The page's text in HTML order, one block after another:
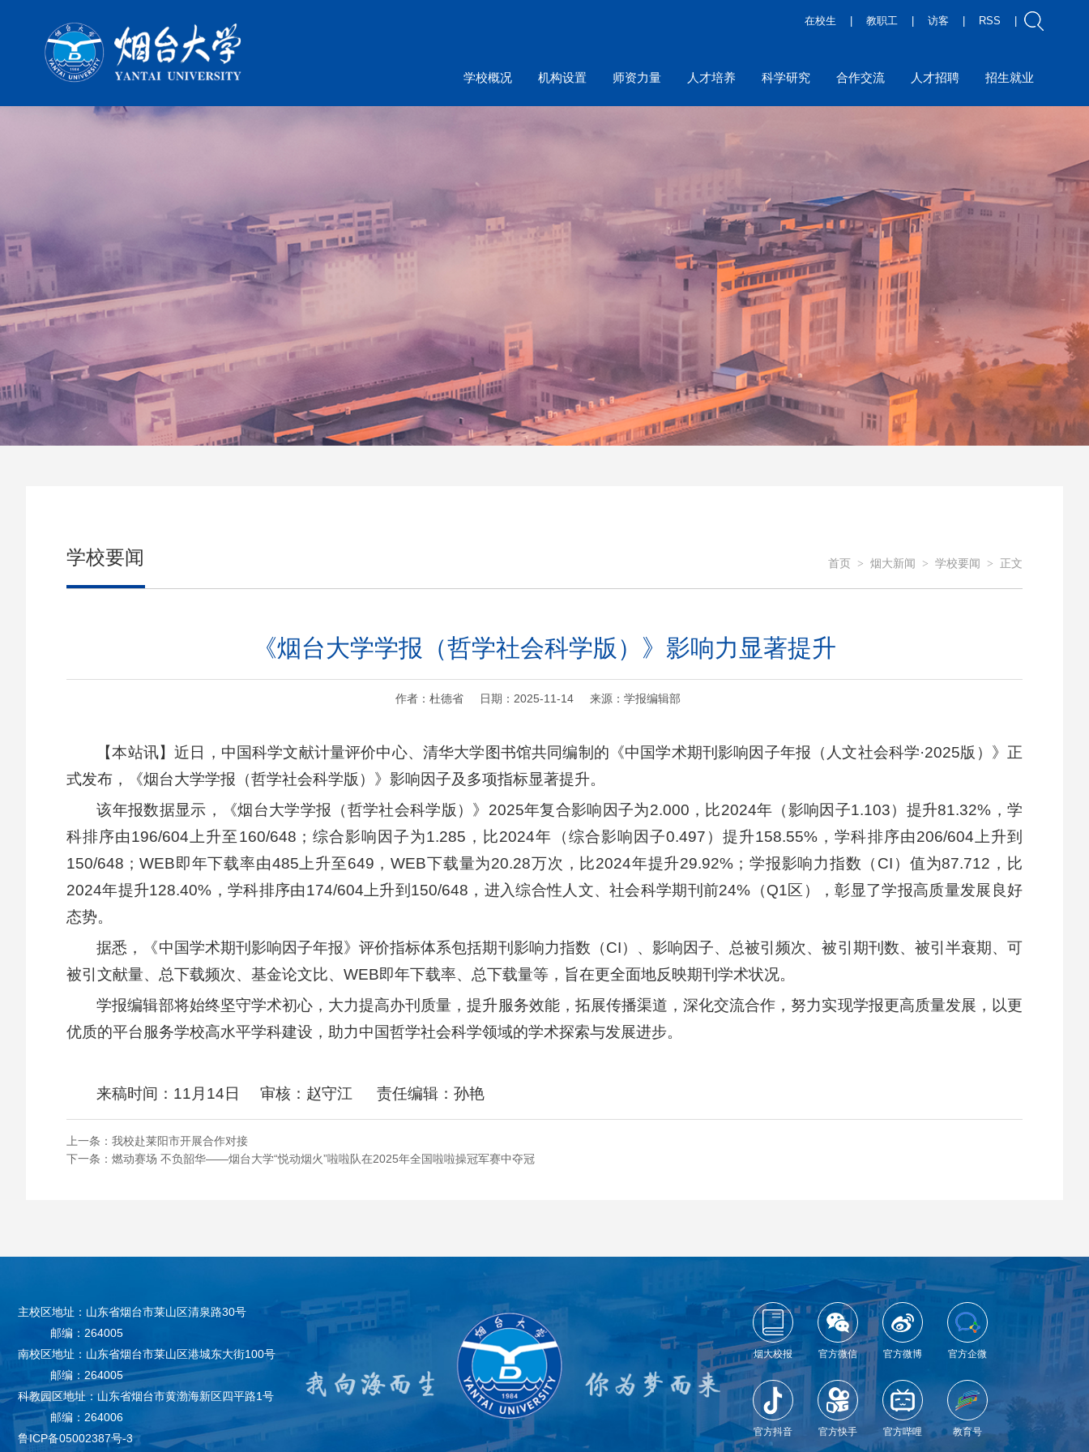
在校生 教职工 访客 RSS
学校概况 机构设置 师资力量 人才培养 科学研究 合作交流 人才招聘 招生就业
学校要闻 首页 > 烟大新闻 > 学校要闻 > 正文
《烟台大学学报（哲学社会科学版）》影响力显著提升
作者：杜德省 日期：2025-11-14 来源：学报编辑部
【本站讯】近日，中国科学文献计量评价中心、清华大学图书馆共同编制的《中国学术期刊影响因子年报（人文社会科学·2025版）》正
式发布，《烟台大学学报（哲学社会科学版）》影响因子及多项指标显著提升。
该年报数据显示，《烟台大学学报（哲学社会科学版）》2025年复合影响因子为2.000，比2024年（影响因子1.103）提升81.32%，学
科排序由196/604上升至160/648；综合影响因子为1.285，比2024年（综合影响因子0.497）提升158.55%，学科排序由206/604上升到
150/648；WEB即年下载率由485上升至649，WEB下载量为20.28万次，比2024年提升29.92%；学报影响力指数（CI）值为87.712，比
2024年提升128.40%，学科排序由174/604上升到150/648，进入综合性人文、社会科学期刊前24%（Q1区），彰显了学报高质量发展良好
态势。
据悉，《中国学术期刊影响因子年报》评价指标体系包括期刊影响力指数（CI）、影响因子、总被引频次、被引期刊数、被引半衰期、可
被引文献量、总下载频次、基金论文比、WEB即年下载率、总下载量等，旨在更全面地反映期刊学术状况。
学报编辑部将始终坚守学术初心，大力提高办刊质量，提升服务效能，拓展传播渠道，深化交流合作，努力实现学报更高质量发展，以更
优质的平台服务学校高水平学科建设，助力中国哲学社会科学领域的学术探索与发展进步。
来稿时间：11月14日 审核：赵守江 责任编辑：孙艳
上一条： 我校赴莱阳市开展合作对接
下一条： 燃动赛场 不负韶华——烟台大学“悦动烟火”啦啦队在2025年全国啦啦操冠军赛中夺冠
主校区地址：山东省烟台市莱山区清泉路30号
邮编：264005
南校区地址：山东省烟台市莱山区港城东大街100号
邮编：264005
科教园区地址：山东省烟台市黄渤海新区四平路1号
邮编：264006
鲁ICP备05002387号-3
烟大校报 官方微信 官方微博 官方企微
官方抖音 官方快手 官方哔哩 教育号